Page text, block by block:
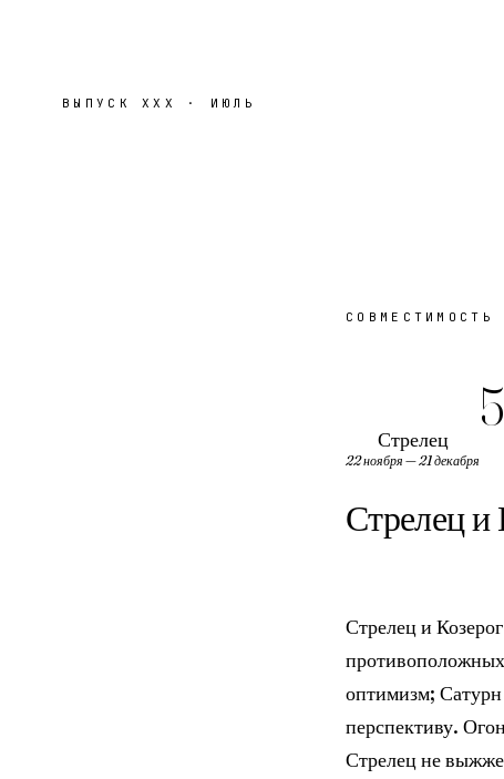
ВЫПУСКXXX · ИЮЛЬ
СОВМЕСТИМОСТЬ
Стрелец
22 ноября — 21 декабря
Стрелеци
Стрелец и
оптимизм; Сатурн
перспективу.
Стрелец не